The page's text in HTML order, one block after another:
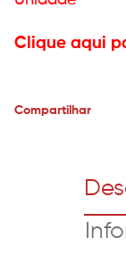
Clique aqui
Compartilhar